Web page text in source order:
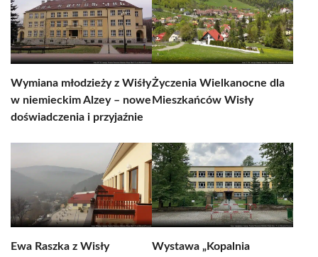
Wymiana młodzieży z Wiśły
w niemieckim Alzey – nowe
doświadczenia i przyjaźnie
Życzenia Wielkanocne dla
Mieszkańców Wisły
Ewa Raszka z Wisły
Wystawa „Kopalnia